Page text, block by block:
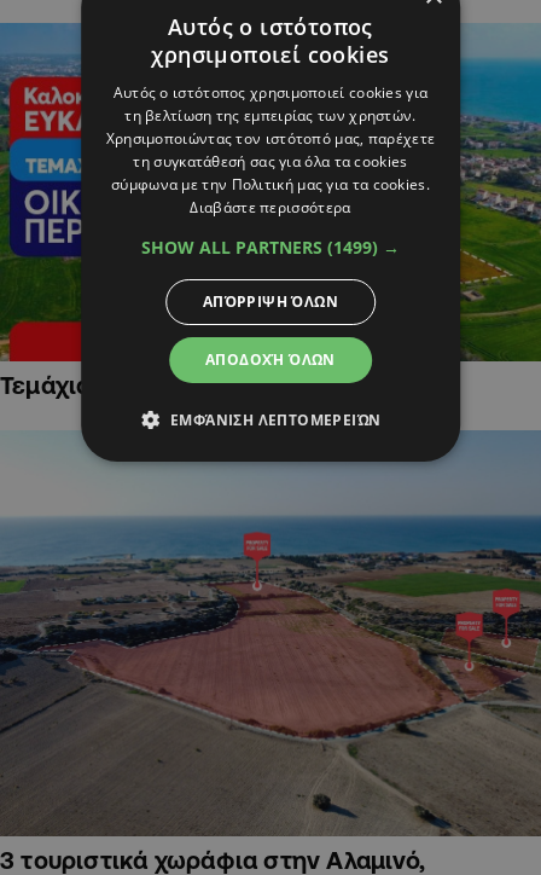
Τεμάχια Γης σε Οικιστικές Περιοχές
3 τουριστικά χωράφια στην Αλαμινό,
Αυτός ο ιστότοπος
χρησιμοποιεί cookies
Αυτός ο ιστότοπος χρησιμοποιεί cookies για
τη βελτίωση της εμπειρίας των χρηστών.
Χρησιμοποιώντας τον ιστότοπό μας, παρέχετε
τη συγκατάθεσή σας για όλα τα cookies
σύμφωνα με την Πολιτική μας για τα cookies.
Διαβάστε περισσότερα
SHOW ALL PARTNERS (1499) →
ΑΠΟΔΟΧΉ ΌΛΩΝ
ΑΠΌΡΡΙΨΗ ΌΛΩΝ
ΕΜΦΆΝΙΣΗ ΛΕΠΤΟΜΕΡΕΙΏΝ